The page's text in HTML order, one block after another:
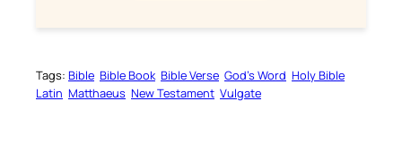
Tags: Bible Bible Book Bible Verse God’s Word Holy Bible
Latin Matthaeus New Testament Vulgate